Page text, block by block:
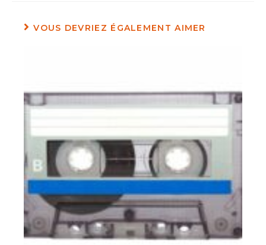
VOUS DEVRIEZ ÉGALEMENT AIMER